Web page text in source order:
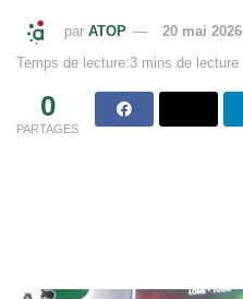
par ATOP
20 mai 2026
Temps de lecture:3 mins de lecture
0
PARTAGES